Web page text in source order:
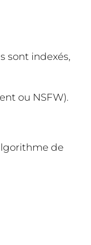
sont indexés,
ou NSFW).
de